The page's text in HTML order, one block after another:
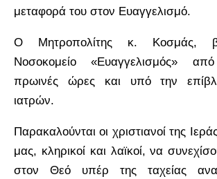
μεταφορά του στον Ευαγγελισμό.
Ο Μητροπολίτης κ. Κοσμάς,
Νοσοκομείο «Ευαγγελισμός»
πρωινές ώρες και υπό την
ιατρών.
Παρακαλούνται οι χριστιανοί της
μας, κληρικοί και λαϊκοί, να
στον Θεό υπέρ της ταχείας